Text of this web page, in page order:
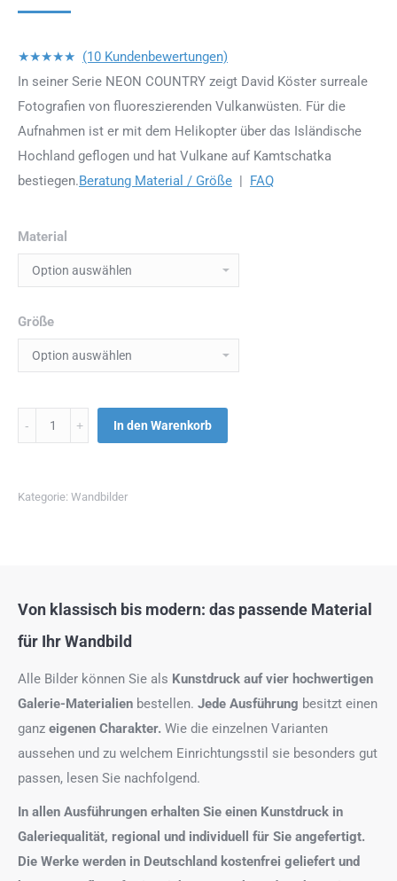
★★★★★ (10 Kundenbewertungen)
In seiner Serie NEON COUNTRY zeigt David Köster surreale
Fotografien von fluoreszierenden Vulkanwüsten. Für die
Aufnahmen ist er mit dem Helikopter über das Isländische
Hochland geflogen und hat Vulkane auf Kamtschatka
bestiegen.Beratung Material / Größe | FAQ
Material
Größe
Menge In den Warenkorb
Kategorie: Wandbilder
Von klassisch bis modern: das passende Material
für Ihr Wandbild
Alle Bilder können Sie als Kunstdruck auf vier hochwertigen
Galerie-Materialien bestellen. Jede Ausführung besitzt einen
ganz eigenen Charakter. Wie die einzelnen Varianten
aussehen und zu welchem Einrichtungsstil sie besonders gut
passen, lesen Sie nachfolgend.
In allen Ausführungen erhalten Sie einen Kunstdruck in
Galeriequalität, regional und individuell für Sie angefertigt.
Die Werke werden in Deutschland kostenfrei geliefert und